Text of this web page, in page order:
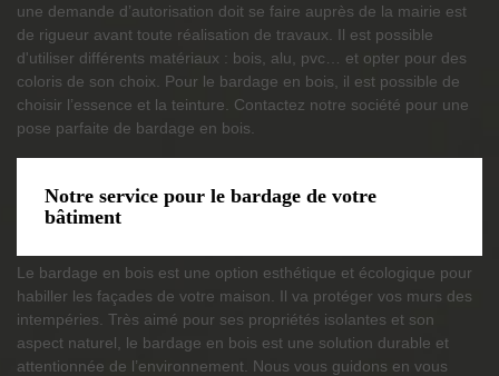
une demande d’autorisation doit se faire auprès de la mairie est
de rigueur avant toute réalisation de travaux. Il est possible
d'utiliser différents matériaux : bois, alu, pvc… et opter pour des
coloris de son choix. Pour le bardage en bois, il est possible de
choisir l’essence et la teinture. Contactez notre société pour une
pose parfaite de bardage en bois.
Notre service pour le bardage de votre
bâtiment
Le bardage en bois est une option esthétique et écologique pour
habiller les façades de votre maison. Il va protéger vos murs des
intempéries. Très aimé pour ses propriétés isolantes et son
aspect naturel, le bardage en bois est une solution durable et
attentionnée de l’environnement. Nous vous guidons en vous